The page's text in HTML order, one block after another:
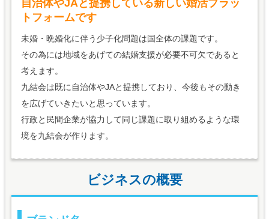
自治体やJAと提携している新しい婚活プラッ
トフォームです
未婚・晩婚化に伴う少子化問題は国全体の課題です。
その為には地域をあげての結婚支援が必要不可欠であると
考えます。
九結会は既に自治体やJAと提携しており、今後もその動き
を広げていきたいと思っています。
行政と民間企業が協力して同じ課題に取り組めるような環
境を九結会が作ります。
ビジネスの概要